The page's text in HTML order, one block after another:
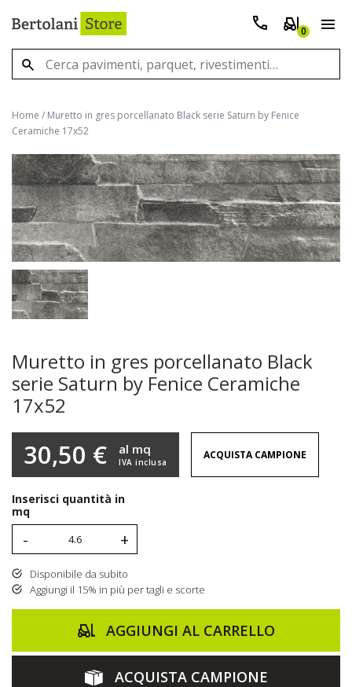
0
Home / Muretto in gres porcellanato Black serie Saturn by Fenice
Ceramiche 17x52
Muretto in gres porcellanato Black
serie Saturn by Fenice Ceramiche
17x52
30,50 € IVA inclusa
al mq ACQUISTA CAMPIONE
Inserisci quantità in
mq
- +
Disponibile da subito
Aggiungi il 15% in più per tagli e scorte
AGGIUNGI AL CARRELLO
ACQUISTA CAMPIONE